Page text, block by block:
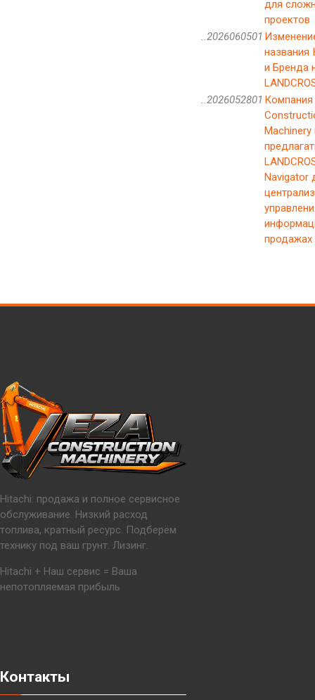
для
проектов
..2026060501
названия
и Бренда
..2026052801 Компания
Machinery
Navigator
Hitachi: продажа и полное сервисное
обслуживание. Низкий расход
топлива, кратный ресурс. Подберём
технику под ваш грунт. Лизинг.
Hitachi + Наш сервис = Ваша
непотопляемая прибыль
Контакты